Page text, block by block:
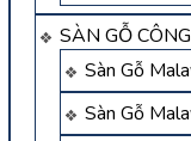
SÀN GỖ
Sàn Gỗ
Sàn Gỗ